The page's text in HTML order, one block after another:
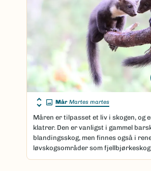
Mår Martes martes
Måren er tilpasset et liv i skogen, og
klatrer. Den er vanligst i gammel
blandingsskog, men finnes også i
løvskogsområder som